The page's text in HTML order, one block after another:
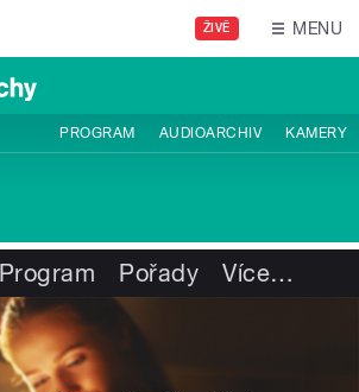
ŽIVĚ MENU
PROGRAM AUDIOARCHIV KAMERY
Program Pořady Více…